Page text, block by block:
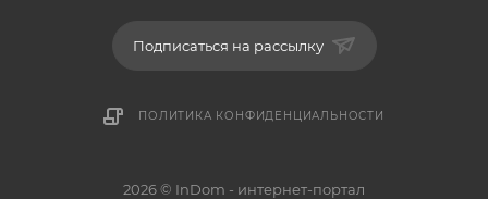
Подписаться на рассылку
ПОЛИТИКА КОНФИДЕНЦИАЛЬНОСТИ
2026 © InDom - интернет-портал